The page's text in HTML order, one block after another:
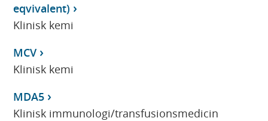
eqvivalent)
Klinisk kemi
MCV
Klinisk kemi
MDA5
Klinisk immunologi/transfusionsmedicin